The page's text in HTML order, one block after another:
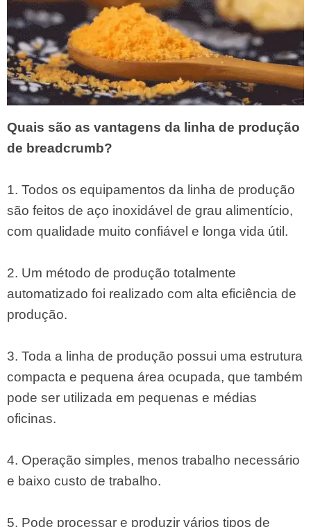
Quais são as vantagens da linha de produção
de breadcrumb?
1. Todos os equipamentos da linha de produção
são feitos de aço inoxidável de grau alimentício,
com qualidade muito confiável e longa vida útil.
2. Um método de produção totalmente
automatizado foi realizado com alta eficiência de
produção.
3. Toda a linha de produção possui uma estrutura
compacta e pequena área ocupada, que também
pode ser utilizada em pequenas e médias
oficinas.
4. Operação simples, menos trabalho necessário
e baixo custo de trabalho.
5. Pode processar e produzir vários tipos de